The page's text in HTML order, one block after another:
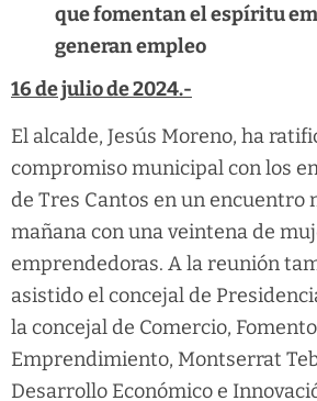
que fomentan el espíritu
generan empleo
16 de julio de 2024.-
El alcalde, Jesús Moreno, ha
compromiso municipal con los
de Tres Cantos en un encuentro
mañana con una veintena de
emprendedoras. A la reunión
asistido el concejal de
la concejal de Comercio,
Emprendimiento, Montserrat
Desarrollo Económico e